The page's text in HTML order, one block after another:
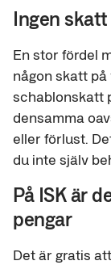
Ingen
En stor fördel
någon skatt
schablonskatt
densamma
eller förlust.
du inte själv
På ISK är
pengar
Det är gratis